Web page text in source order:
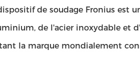
de soudage Fronius est
de l'acier inoxydable et
la marque mondialement